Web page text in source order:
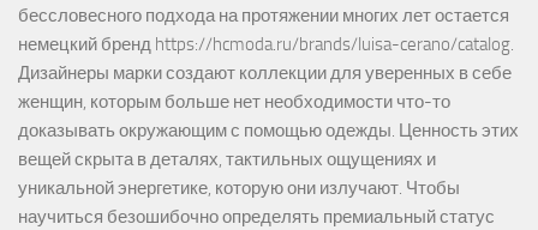
бессловесного подхода на протяжении многих лет остается
немецкий бренд https://hcmoda.ru/brands/luisa-cerano/catalog.
Дизайнеры марки создают коллекции для уверенных в себе
женщин, которым больше нет необходимости что-то
доказывать окружающим с помощью одежды. Ценность этих
вещей скрыта в деталях, тактильных ощущениях и
уникальной энергетике, которую они излучают. Чтобы
научиться безошибочно определять премиальный статус